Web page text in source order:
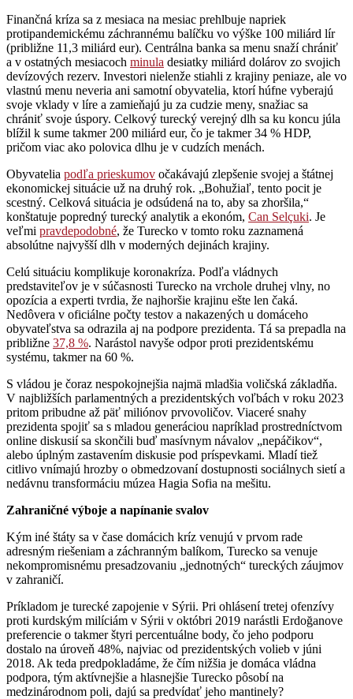
Finančná kríza sa z mesiaca na mesiac prehlbuje napriek
protipandemickému záchrannému balíčku vo výške 100 miliárd lír
(približne 11,3 miliárd eur). Centrálna banka sa menu snaží chrániť
a v ostatných mesiacoch minula desiatky miliárd dolárov zo svojich
devízových rezerv. Investori nielenže stiahli z krajiny peniaze, ale vo
vlastnú menu neveria ani samotní obyvatelia, ktorí húfne vyberajú
svoje vklady v líre a zamieňajú ju za cudzie meny, snažiac sa
chrániť svoje úspory. Celkový turecký verejný dlh sa ku koncu júla
blížil k sume takmer 200 miliárd eur, čo je takmer 34 % HDP,
pričom viac ako polovica dlhu je v cudzích menách.
Obyvatelia podľa prieskumov očakávajú zlepšenie svojej a štátnej
ekonomickej situácie už na druhý rok. „Bohužiaľ, tento pocit je
scestný. Celková situácia je odsúdená na to, aby sa zhoršila,“
konštatuje popredný turecký analytik a ekonóm, Can Selçuki. Je
veľmi pravdepodobné, že Turecko v tomto roku zaznamená
absolútne najvyšší dlh v moderných dejinách krajiny.
Celú situáciu komplikuje koronakríza. Podľa vládnych
predstaviteľov je v súčasnosti Turecko na vrchole druhej vlny, no
opozícia a experti tvrdia, že najhoršie krajinu ešte len čaká.
Nedôvera v oficiálne počty testov a nakazených u domáceho
obyvateľstva sa odrazila aj na podpore prezidenta. Tá sa prepadla na
približne 37,8 %. Narástol navyše odpor proti prezidentskému
systému, takmer na 60 %.
S vládou je čoraz nespokojnejšia najmä mladšia voličská základňa.
V najbližších parlamentných a prezidentských voľbách v roku 2023
pritom pribudne až päť miliónov prvovoličov. Viaceré snahy
prezidenta spojiť sa s mladou generáciou napríklad prostredníctvom
online diskusií sa skončili buď masívnym návalov „nepáčikov“,
alebo úplným zastavením diskusie pod príspevkami. Mladí tiež
citlivo vnímajú hrozby o obmedzovaní dostupnosti sociálnych sietí a
nedávnu transformáciu múzea Hagia Sofia na mešitu.
Zahraničné výboje a napínanie svalov
Kým iné štáty sa v čase domácich kríz venujú v prvom rade
adresným riešeniam a záchranným balíkom, Turecko sa venuje
nekompromisnému presadzovaniu „jednotných“ tureckých záujmov
v zahraničí.
Príkladom je turecké zapojenie v Sýrii. Pri ohlásení tretej ofenzívy
proti kurdským milíciám v Sýrii v októbri 2019 narástli Erdoğanove
preferencie o takmer štyri percentuálne body, čo jeho podporu
dostalo na úroveň 48%, najviac od prezidentských volieb v júni
2018. Ak teda predpokladáme, že čím nižšia je domáca vládna
podpora, tým aktívnejšie a hlasnejšie Turecko pôsobí na
medzinárodnom poli, dajú sa predvídať jeho mantinely?